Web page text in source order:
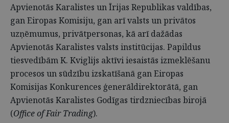
Apvienotās Karalistes un Īrijas Republikas valdības,
gan Eiropas Komisiju, gan arī valsts un privātos
uzņēmumus, privātpersonas, kā arī dažādas
Apvienotās Karalistes valsts institūcijas. Papildus
tiesvedībām K. Kviglijs aktīvi iesaistās izmeklēšanu
procesos un sūdzību izskatīšanā gan Eiropas
Komisijas Konkurences ģenerāldirektorātā, gan
Apvienotās Karalistes Godīgas tirdzniecības birojā
(Office of Fair Trading).